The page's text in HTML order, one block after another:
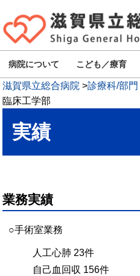
病院について こども／療育
滋賀県立総合病院 >診療科/部門
臨床工学部
実績
業務実績
○手術室業務
人工心肺 23件
自己血回収 156件